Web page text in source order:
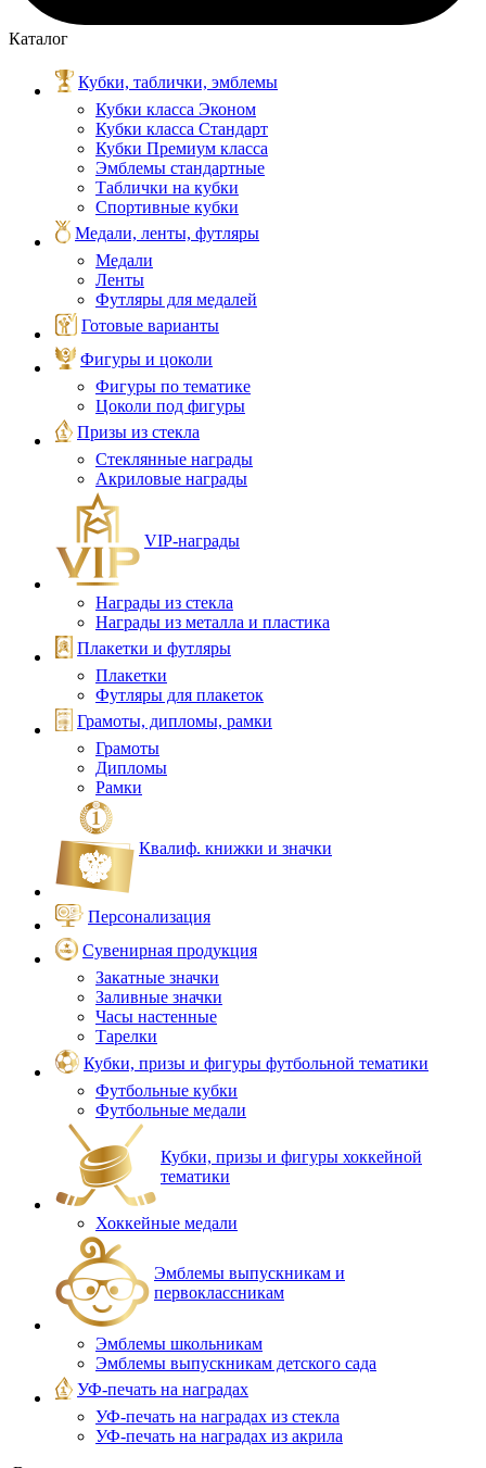
Каталог
Кубки, таблички, эмблемы
Кубки класса Эконом
Кубки класса Стандарт
Кубки Премиум класса
Эмблемы стандартные
Таблички на кубки
Спортивные кубки
Медали, ленты, футляры
Медали
Ленты
Футляры для медалей
Готовые варианты
Фигуры и цоколи
Фигуры по тематике
Цоколи под фигуры
Призы из стекла
Стеклянные награды
Акриловые награды
VIP‑награды
Награды из стекла
Награды из металла и пластика
Плакетки и футляры
Плакетки
Футляры для плакеток
Грамоты, дипломы, рамки
Грамоты
Дипломы
Рамки
Квалиф. книжки и значки
Персонализация
Сувенирная продукция
Закатные значки
Заливные значки
Часы настенные
Тарелки
Кубки, призы и фигуры футбольной тематики
Футбольные кубки
Футбольные медали
Кубки, призы и фигуры хоккейной
тематики
Хоккейные медали
Эмблемы выпускникам и
первоклассникам
Эмблемы школьникам
Эмблемы выпускникам детского сада
УФ-печать на наградах
УФ‑печать на наградах из стекла
УФ-печать на наградах из акрила